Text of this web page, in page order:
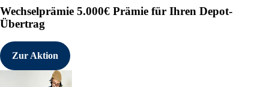
Wechselprämie 5.000€ Prämie für Ihren Depot-
Übertrag
Zur Aktion